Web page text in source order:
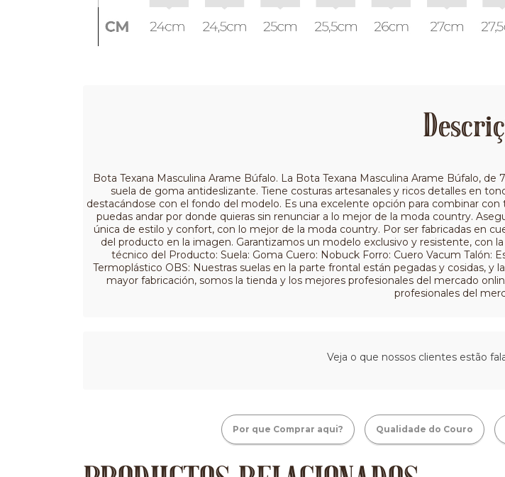
Bota Texana Masculina Arame Búfalo. La Bota Texana Masculina Arame Búfalo,
suela de goma antideslizante. Tiene costuras artesanales y ricos detalles en
destacándose con el fondo del modelo. Es una excelente opción para combinar
puedas andar por donde quieras sin renunciar a lo mejor de la moda country.
única de estilo y confort, con lo mejor de la moda country. Por ser fabricadas en
del producto en la imagen. Garantizamos un modelo exclusivo y resistente, con
técnico del Producto: Suela: Goma Cuero: Nobuck Forro: Cuero Vacum Talón:
Termoplástico OBS: Nuestras suelas en la parte frontal están pegadas y cosidas,
mayor fabricación, somos la tienda y los mejores profesionales del mercado
profesionales del
Veja o que nossos clientes estão
Por que Comprar aqui? Qualidade do Couro